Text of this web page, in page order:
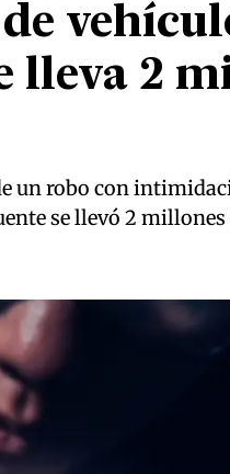
lleva 2
un robo con
se llevó 2 millones